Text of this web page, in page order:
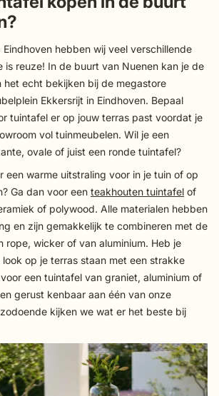
Eindhoven hebben wij veel verschillende
is reuze! In de buurt van Nuenen kan je de
het echt bekijken bij de megastore
Ekkersrijt in Eindhoven. Bepaal
tuintafel er op jouw terras past voordat je
vol tuinmeubelen. Wil je een
ovale of juist een ronde tuintafel?
een warme uitstraling voor in je tuin of op
Ga dan voor een teakhouten tuintafel of
of polywood. Alle materialen hebben
en zijn gemakkelijk te combineren met de
rope, wicker of van aluminium. Heb je
look op je terras staan met een strakke
een tuintafel van graniet, aluminium of
gerust kenbaar aan één van onze
kijken we wat er het beste bij